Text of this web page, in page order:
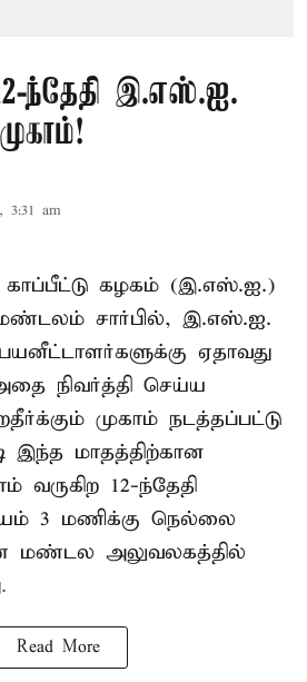
ந்தேதி இ.எஸ்.ஐ.
3:31 am
கழகம் (இ.எஸ்.ஐ.)
சார்பில், இ.எஸ்.ஐ.
ஏதாவது
நிவர்த்தி செய்ய
முகாம் நடத்தப்பட்டு
இந்த மாதத்திற்கான
வருகிற 12-ந்தேதி
3 மணிக்கு நெல்லை
மண்டல அலுவலகத்தில்
Read More